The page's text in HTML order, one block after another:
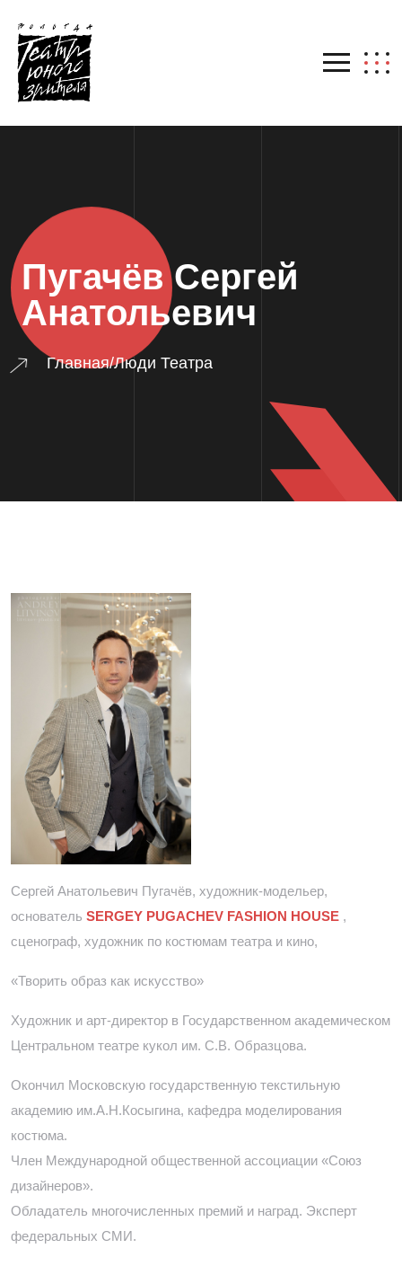
Пугачёв Сергей
Анатольевич
Главная/Люди Театра
Сергей Анатольевич Пугачёв, художник-модельер,
основатель SERGEY PUGACHEV FASHION HOUSE ,
сценограф, художник по костюмам театра и кино,
«Творить образ как искусство»
Художник и арт-директор в Государственном академическом
Центральном театре кукол им. С.В. Образцова.
Окончил Московскую государственную текстильную
академию им.А.Н.Косыгина, кафедра моделирования
костюма.
Член Международной общественной ассоциации «Союз
дизайнеров».
Обладатель многочисленных премий и наград. Эксперт
федеральных СМИ.